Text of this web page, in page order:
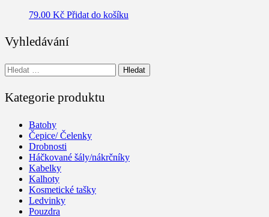
79.00 Kč Přidat do košíku
Vyhledávání
Vyhledávání
Kategorie produktu
Batohy
Čepice/ Čelenky
Drobnosti
Háčkované šály/nákrčníky
Kabelky
Kalhoty
Kosmetické tašky
Ledvinky
Pouzdra